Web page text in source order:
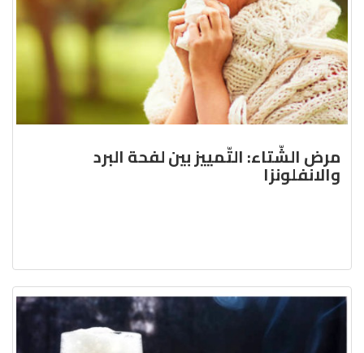
مرض الشّتاء: التّمييز بين لفحة البرد
والانفلونزا